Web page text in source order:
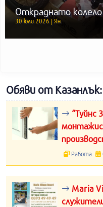
Откраднато колело
30 юли 2026 | Ян
Обяви от Казанлък:
“Туйнс
Работа
Maria